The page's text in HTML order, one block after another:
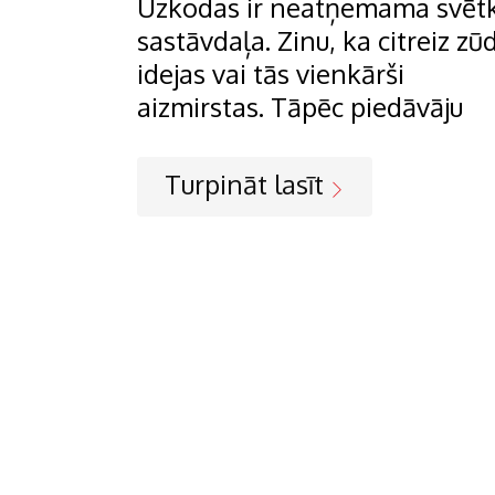
Uzkodas ir neatņemama
sastāvdaļa. Zinu, ka citreiz
idejas vai tās vienkārši
aizmirstas. Tāpēc piedāvāju
Turpināt lasīt